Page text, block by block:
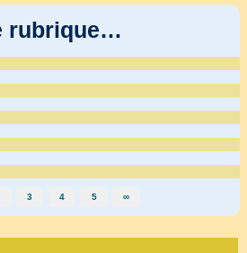
rubrique…
3 4 5 ∞